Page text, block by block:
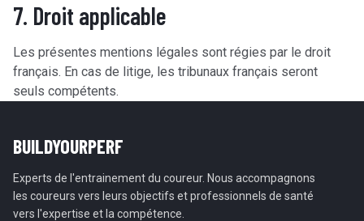
7. Droit applicable
Les présentes mentions légales sont régies par le droit
français. En cas de litige, les tribunaux français seront
seuls compétents.
BUILDYOURPERF
Experts de l'entrainement du coureur. Nous accompagnons
les coureurs vers leurs objectifs et professionnels de santé
vers l'expertise et la compétence.